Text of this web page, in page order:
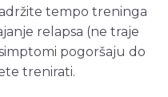
tempo treninga
relapsa (ne traje
pogoršaju do
trenirati.